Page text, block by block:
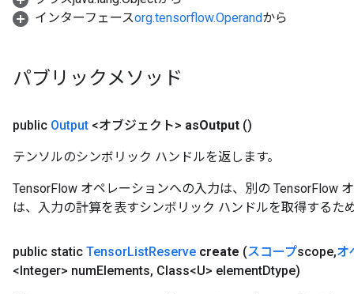
インターフェースorg.tensorflow.Operandから
パブリックメソッド
public Output <オブジェクト> asOutput ()
テンソルのシンボリック ハンドルを返します。
TensorFlow オペレーションへの入力は、別の TensorFlow
は、入力の計算を表すシンボリック ハンドルを取得するた
public static TensorListReserve create (スコープscope,オ
<Integer> numElements, Class<U> elementDtype)